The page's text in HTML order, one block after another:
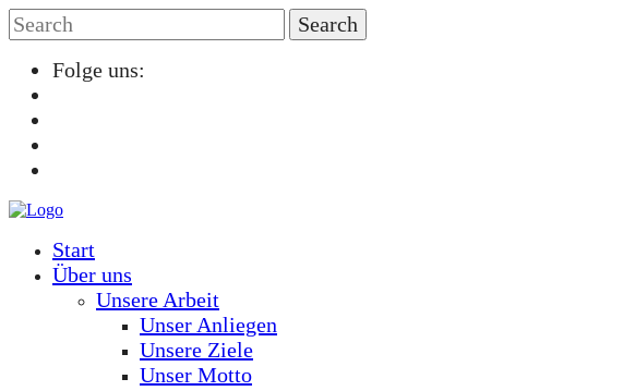
Folge uns:
Start
Über uns
Unsere Arbeit
Unser Anliegen
Unsere Ziele
Unser Motto